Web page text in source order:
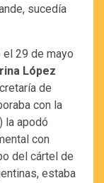
sucedía
29 de mayo
López
de
con la
la apodó
con
del cártel de
estaba